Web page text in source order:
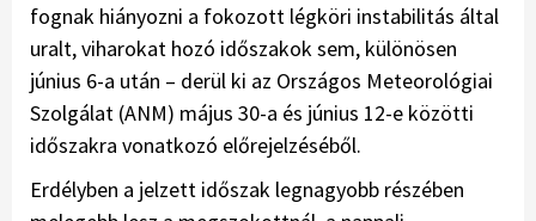
fognak hiányozni a fokozott légköri instabilitás által
uralt, viharokat hozó időszakok sem, különösen
június 6-a után – derül ki az Országos Meteorológiai
Szolgálat (ANM) május 30-a és június 12-e közötti
időszakra vonatkozó előrejelzéséből.
Erdélyben a jelzett időszak legnagyobb részében